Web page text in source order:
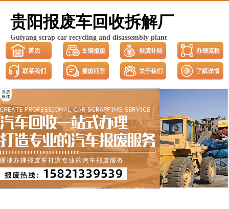
贵阳报废车回收拆解厂
Guiyang scrap car recycling and disassembly plant
< >